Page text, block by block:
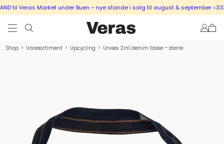
til Veras Market under Buen – nye stande i salg til august & september <333
Shop > Varesortiment > Upcycling > Unisex 2in1 denim taske – større